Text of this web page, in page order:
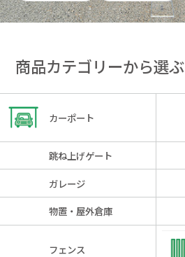
商品カテゴリーから選ぶ
カーポート
跳ね上げゲート
ガレージ
物置・屋外倉庫
フェンス